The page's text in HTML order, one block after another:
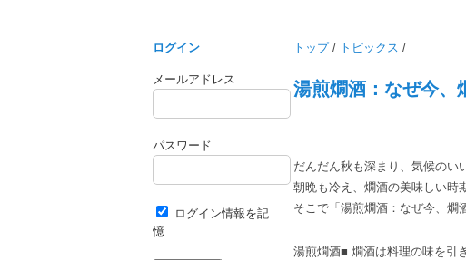
トップ/ トピックス /
湯煎燗酒：なぜ今、
だんだん秋も深まり、気候のい
朝晩も冷え、燗酒の美味しい時
そこで「湯煎燗酒：なぜ今、燗
湯煎燗酒■ 燗酒は料理の味を引
ログイン
メールアドレス
パスワード
ログイン情報を記
憶